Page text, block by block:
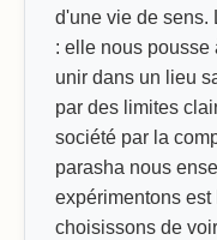
d'une vie de sens.
: elle nous
unir dans un lieu
par des limites
société par la
parasha nous
expérimentons
choisissons de